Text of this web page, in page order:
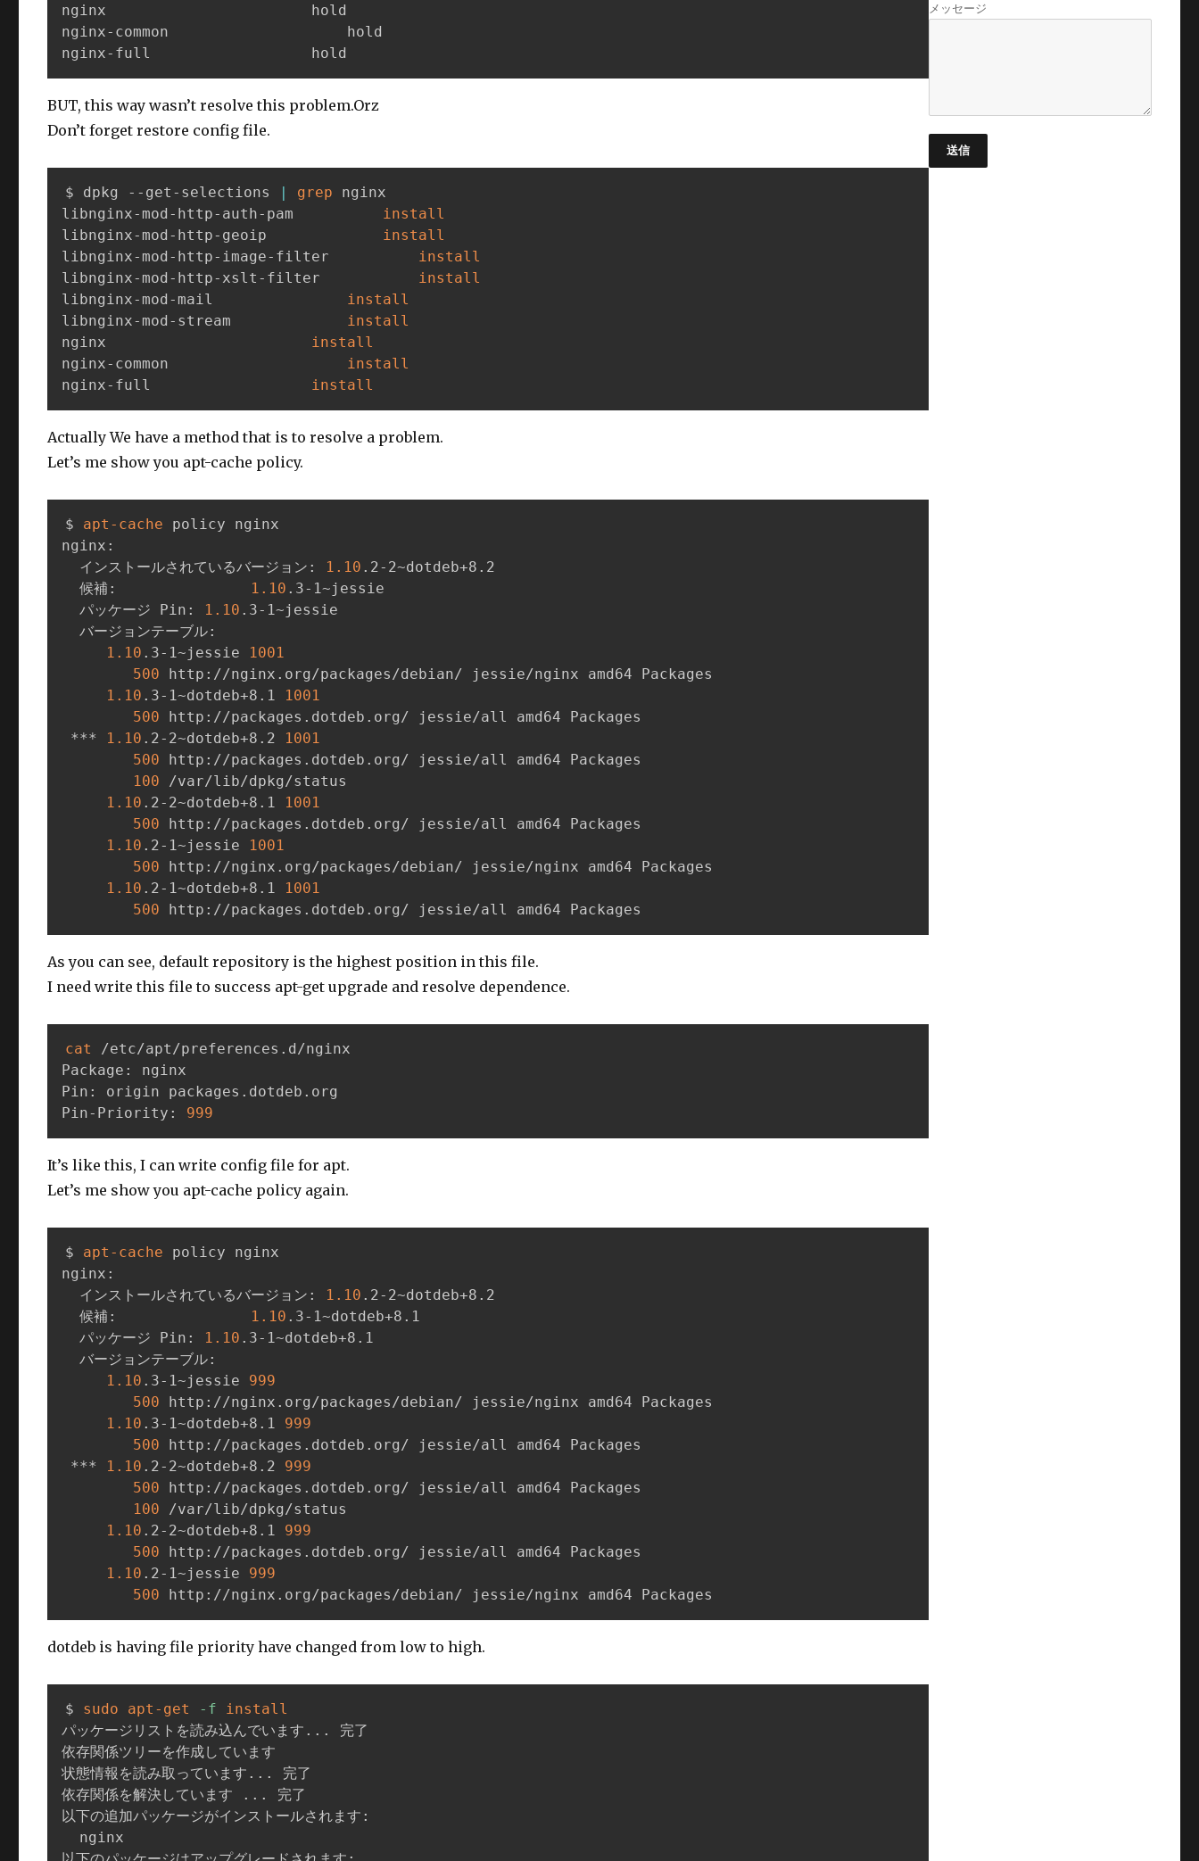
nginx						hold
nginx-common					hold
nginx-full					hold
BUT, this way wasn’t resolve this problem.Orz
Don’t forget restore config file.
$ dpkg --get-selections | grep nginx
install
install
install
install
install
install
install
install
install
Actually We have a method that is to resolve a problem.
Let’s me show you apt-cache policy.
$ apt-cache policy nginx
nginx:
  インストールされているバージョン:
1.10 .2-2~dotdeb+8.2
  候補:
1.10 .3-1~jessie
  パッケージ Pin:
1.10 .3-1~jessie
  バージョンテーブル:
1.10 .3-1~jessie
1001
500 http://nginx.org/packages/debian/ jessie/nginx amd64 Packages
1.10 .3-1~dotdeb+8.1
1001
500 http://packages.dotdeb.org/ jessie/all amd64 Packages
***
1.10 .2-2~dotdeb+8.2
1001
500 http://packages.dotdeb.org/ jessie/all amd64 Packages
100 /var/lib/dpkg/status
1.10 .2-2~dotdeb+8.1
1001
500 http://packages.dotdeb.org/ jessie/all amd64 Packages
1.10 .2-1~jessie
1001
500 http://nginx.org/packages/debian/ jessie/nginx amd64 Packages
1.10 .2-1~dotdeb+8.1
1001
500 http://packages.dotdeb.org/ jessie/all amd64 Packages
As you can see, default repository is the highest position in this file.
I need write this file to success apt-get upgrade and resolve dependence.
cat
/etc/apt/preferences.d/nginx
Package: nginx
Pin: origin packages.dotdeb.org
Pin-Priority: 999
It’s like this, I can write config file for apt.
Let’s me show you apt-cache policy again.
$ apt-cache policy nginx
nginx:
  インストールされているバージョン:
1.10 .2-2~dotdeb+8.2
  候補:
1.10 .3-1~dotdeb+8.1
  パッケージ Pin:
1.10 .3-1~dotdeb+8.1
  バージョンテーブル:
1.10 .3-1~jessie 999
500 http://nginx.org/packages/debian/ jessie/nginx amd64 Packages
1.10 .3-1~dotdeb+8.1 999
500 http://packages.dotdeb.org/ jessie/all amd64 Packages
***
1.10 .2-2~dotdeb+8.2 999
500 http://packages.dotdeb.org/ jessie/all amd64 Packages
100 /var/lib/dpkg/status
1.10 .2-2~dotdeb+8.1 999
500 http://packages.dotdeb.org/ jessie/all amd64 Packages
1.10 .2-1~jessie 999
500 http://nginx.org/packages/debian/ jessie/nginx amd64 Packages
dotdeb is having file priority have changed from low to high.
$ sudo apt-get -f
install
パッケージリストを読み込んでいます .. . 完了
依存関係ツリーを作成しています
状態情報を読み取っています .. . 完了
依存関係を解決しています
.. . 完了
以下の追加パッケージがインストールされます:
  nginx
メッセージ
送信